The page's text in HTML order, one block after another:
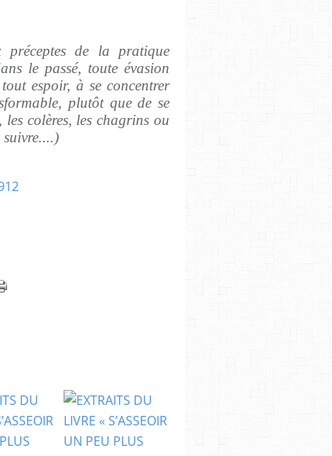
de la pratique
le passé, toute évasion
espoir, à se concentrer
plutôt que de se
les colères, les chagrins ou